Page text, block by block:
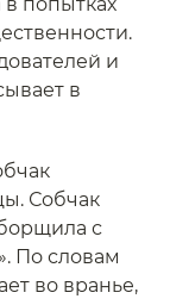
и
в
Собчак
с
По словам
во вранье,